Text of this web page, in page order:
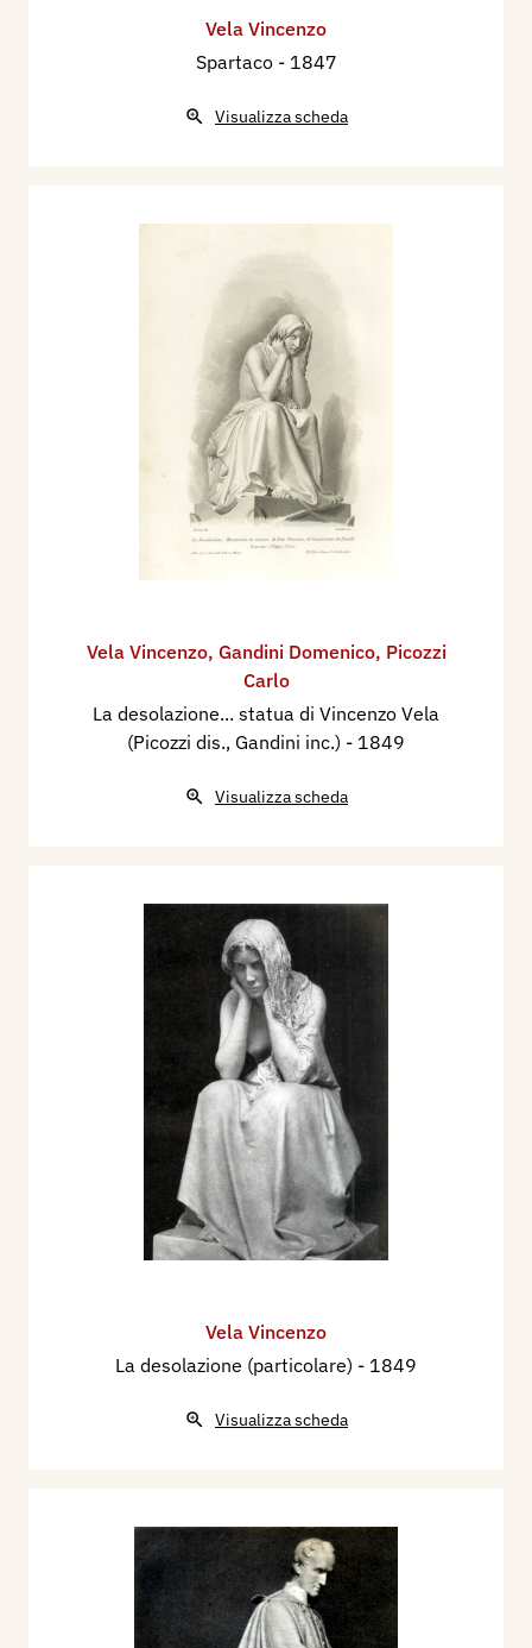
Vela Vincenzo
Spartaco - 1847
Visualizza scheda
Vela Vincenzo, Gandini Domenico, Picozzi
Carlo
La desolazione... statua di Vincenzo Vela
(Picozzi dis., Gandini inc.) - 1849
Visualizza scheda
Vela Vincenzo
La desolazione (particolare) - 1849
Visualizza scheda